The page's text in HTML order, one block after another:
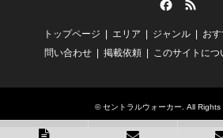
トップページ エリア ジャンル お
問い合わせ
掲載依頼 このサイトにつ
©セントラルウォーカー . All